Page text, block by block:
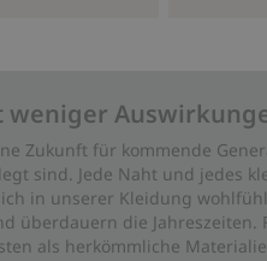
weniger
Zukunft für kommende
sind. Jede Naht und jedes
in unserer Kleidung
überdauern die Jahreszeiten.
als herkömmliche